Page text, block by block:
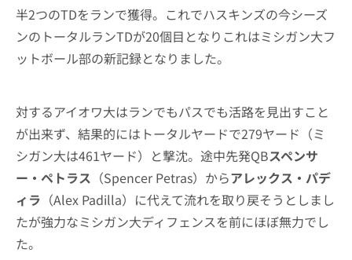
半2つのTDをランで獲得。これでハスキンズの今シーズ
ンのトータルランTDが20個目となりこれはミシガン大フ
ットボール部の新記録となりました。
対するアイオワ大はランでもパスでも活路を見出すこと
が出来ず、結果的にはトータルヤードで279ヤード（ミ
シガン大は461ヤード）と撃沈。途中先発QBスペンサ
ー・ペトラス （Spencer Petras）からアレックス・パデ
ィラ （Alex Padilla）に代えて流れを取り戻そうとしまし
たが強力なミシガン大ディフェンスを前にほぼ無力でし
た。